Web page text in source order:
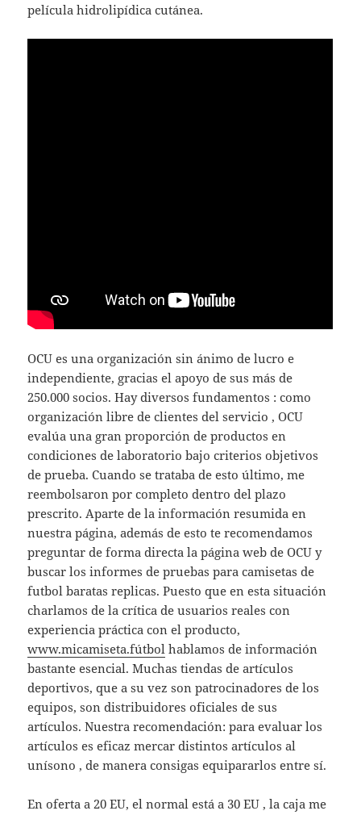
película hidrolipídica cutánea.
OCU es una organización sin ánimo de lucro e
independiente, gracias el apoyo de sus más de
250.000 socios. Hay diversos fundamentos : como
organización libre de clientes del servicio , OCU
evalúa una gran proporción de productos en
condiciones de laboratorio bajo criterios objetivos
de prueba. Cuando se trataba de esto último, me
reembolsaron por completo dentro del plazo
prescrito. Aparte de la información resumida en
nuestra página, además de esto te recomendamos
preguntar de forma directa la página web de OCU y
buscar los informes de pruebas para camisetas de
futbol baratas replicas. Puesto que en esta situación
charlamos de la crítica de usuarios reales con
experiencia práctica con el producto,
www.micamiseta.fútbol hablamos de información
bastante esencial. Muchas tiendas de artículos
deportivos, que a su vez son patrocinadores de los
equipos, son distribuidores oficiales de sus
artículos. Nuestra recomendación: para evaluar los
artículos es eficaz mercar distintos artículos al
unísono , de manera consigas equipararlos entre sí.
En oferta a 20 EU, el normal está a 30 EU , la caja me